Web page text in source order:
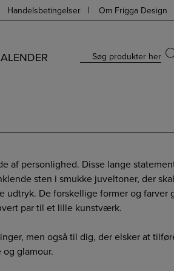
Handelsbetingelser Om Frigga Design
Søg produkter her
af personlighed. Disse lange
sten i smukke juveltoner, der
udtryk. De forskellige former og farver
par til et lille kunstværk.
men også til dig, der elsker at
glamour.